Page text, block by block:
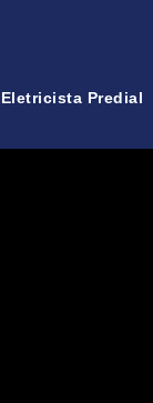
Eletricista Predial